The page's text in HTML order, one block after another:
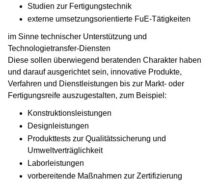
Studien zur Fertigungstechnik
externe umsetzungsorientierte FuE-Tätigkeiten
im Sinne technischer Unterstützung und
Technologietransfer-Diensten
Diese sollen überwiegend beratenden Charakter haben
und darauf ausgerichtet sein, innovative Produkte,
Verfahren und Dienstleistungen bis zur Markt- oder
Fertigungsreife auszugestalten, zum Beispiel:
Konstruktionsleistungen
Designleistungen
Produkttests zur Qualitätssicherung und
Umweltverträglichkeit
Laborleistungen
vorbereitende Maßnahmen zur Zertifizierung